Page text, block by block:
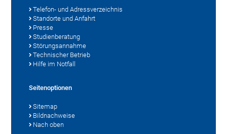
Telefon- und Adressverzeichnis
Standorte und Anfahrt
Presse
Studienberatung
Störungsannahme
Technischer Betrieb
Hilfe im Notfall
Seitenoptionen
Sitemap
Bildnachweise
Nach oben